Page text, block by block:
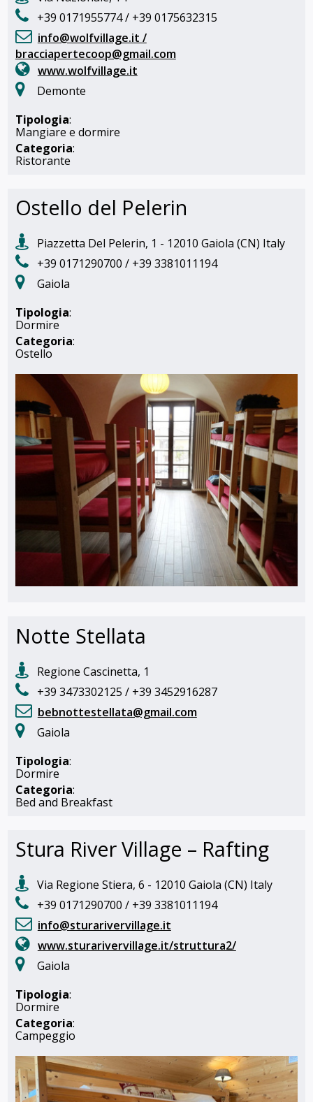
+39 0171955774 / +39 0175632315
info@wolfvillage.it /
bracciapertecoop@gmail.com
www.wolfvillage.it
Demonte
Tipologia:
Mangiare e dormire
Categoria:
Ristorante
Ostello del Pelerin
Piazzetta Del Pelerin, 1 - 12010 Gaiola (CN) Italy
+39 0171290700 / +39 3381011194
Gaiola
Tipologia:
Dormire
Categoria:
Ostello
Notte Stellata
Regione Cascinetta, 1
+39 3473302125 / +39 3452916287
bebnottestellata@gmail.com
Gaiola
Tipologia:
Dormire
Categoria:
Bed and Breakfast
Stura River Village – Rafting
Via Regione Stiera, 6 - 12010 Gaiola (CN) Italy
+39 0171290700 / +39 3381011194
info@sturarivervillage.it
www.sturarivervillage.it/struttura2/
Gaiola
Tipologia:
Dormire
Categoria:
Campeggio